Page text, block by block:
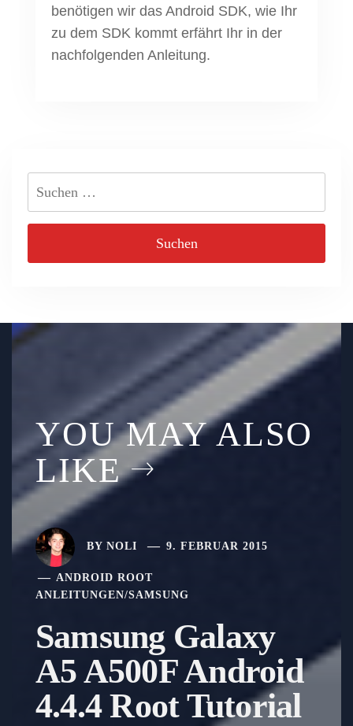
benötigen wir das Android SDK, wie Ihr
zu dem SDK kommt erfährt Ihr in der
nachfolgenden Anleitung.
YOU MAY ALSO
LIKE
BY NOLI 9. FEBRUAR 2015
ANDROID ROOT
ANLEITUNGEN/SAMSUNG
Samsung Galaxy
A5 A500F Android
4.4.4 Root Tutorial